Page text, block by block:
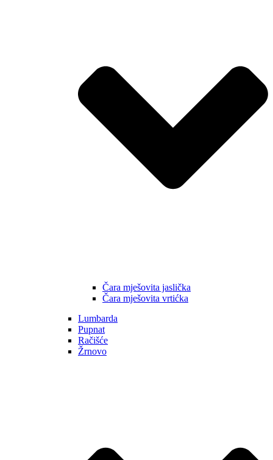
Čara mješovita jaslička
Čara mješovita vrtićka
Lumbarda
Pupnat
Račišće
Žrnovo